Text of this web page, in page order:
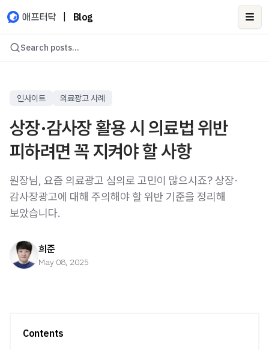
Blog
Search posts...
인사이트 의료광고 사례
상장·감사장 활용 시 의료법 위반
피하려면 꼭 지켜야 할 사항
원장님, 요즘 의료광고 심의로 고민이 많으시죠? 상장·
감사장광고에 대해 주의해야 할 위반 기준을 정리해
보았습니다.
희준
May 08, 2025
Contents